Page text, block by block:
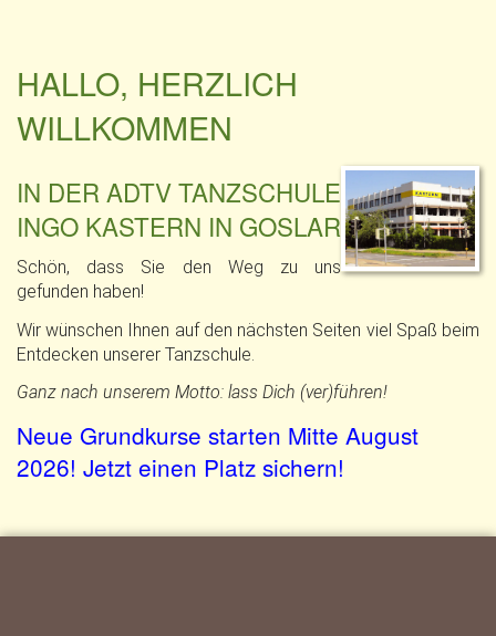
HALLO, HERZLICH
WILLKOMMEN
IN DER ADTV TANZSCHULE
INGO KASTERN IN GOSLAR
Schön, dass Sie den Weg zu uns
gefunden haben!
Wir wünschen Ihnen auf den nächsten Seiten viel Spaß beim
Entdecken unserer Tanzschule.
Ganz nach unserem Motto: lass Dich (ver)führen!
Neue Grundkurse starten Mitte August
2026! Jetzt einen Platz sichern!